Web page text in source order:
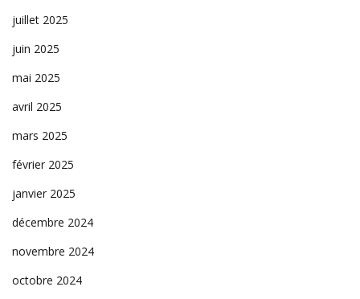
juillet 2025
juin 2025
mai 2025
avril 2025
mars 2025
février 2025
janvier 2025
décembre 2024
novembre 2024
octobre 2024